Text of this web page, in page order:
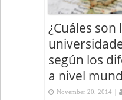
¿Cuáles
según los
a nivel
November 20, 2014 |